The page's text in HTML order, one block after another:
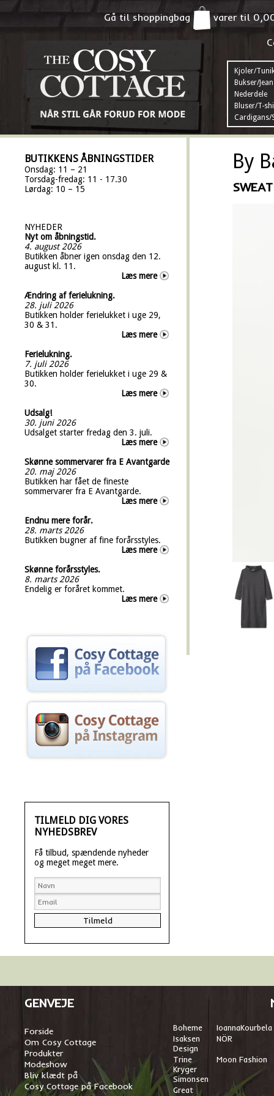
Gå til shoppingbag varer til
Kjoler/
Bukser/
Nederdele
Bluser/T-
Cardigans/
BUTIKKENS ÅBNINGSTIDER
Onsdag: 11 – 21
Torsdag-fredag: 11 - 17.30
Lørdag: 10 – 15
NYHEDER
Nyt om åbningstid.
4. august 2026
Butikken åbner igen onsdag den 12.
august kl. 11.
Læs mere
Ændring af ferielukning.
28. juli 2026
Butikken holder ferielukket i uge 29,
30 & 31.
Læs mere
Ferielukning.
7. juli 2026
Butikken holder ferielukket i uge 29 &
30.
Læs mere
Udsalg!
30. juni 2026
Udsalget starter fredag den 3. juli.
Læs mere
Skønne sommervarer fra E Avantgarde
20. maj 2026
Butikken har fået de fineste
sommervarer fra E Avantgarde.
Læs mere
Endnu mere forår.
28. marts 2026
Butikken bugner af fine forårsstyles.
Læs mere
Skønne forårsstyles.
8. marts 2026
Endelig er foråret kommet.
Læs mere
TILMELD DIG VORES
NYHEDSBREV
Få tilbud, spændende nyheder
og meget meget mere.
By
GENVEJE
Forside
Om Cosy Cottage
Produkter
Modeshow
Bliv klædt på
Cosy Cottage på Facebook
Boheme IoannaKourbela
Isaksen
Design
NÖR
Trine
Kryger
Simonsen
Moon Fashion
Great